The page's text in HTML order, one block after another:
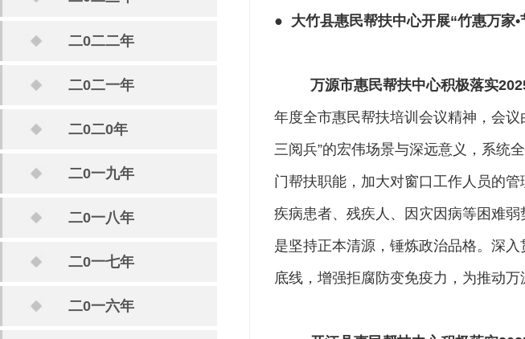
二0二二年
二0二一年
二0二0年
二0一九年
二0一八年
二0一七年
二0一六年
● 大竹县惠民帮扶中心开展“竹惠万家
万源市惠民帮扶中心积极落实
年度全市惠民帮扶培训会议精神，会
三阅兵”的宏伟场景与深远意义，系统
门帮扶职能，加大对窗口工作人员的
疾病患者、残疾人、因灾因病等困难
是坚持正本清源，锤炼政治品格。深
底线，增强拒腐防变免疫力，为推动